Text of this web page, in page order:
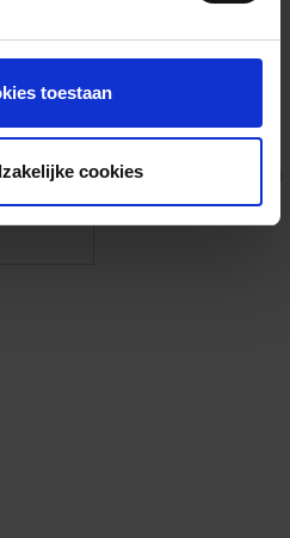
toestaan
cookies Eigen foto’s